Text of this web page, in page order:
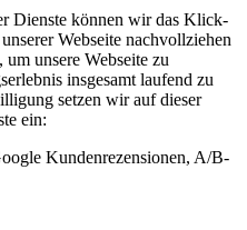
Dienste können wir das Klick-
Webseite nachvollziehen
unsere Webseite zu
insgesamt laufend zu
setzen wir auf dieser
ein:
Kundenrezensionen, A/B-